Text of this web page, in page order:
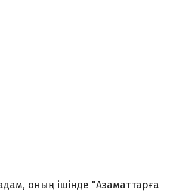
оның ішінде "Азаматтарға